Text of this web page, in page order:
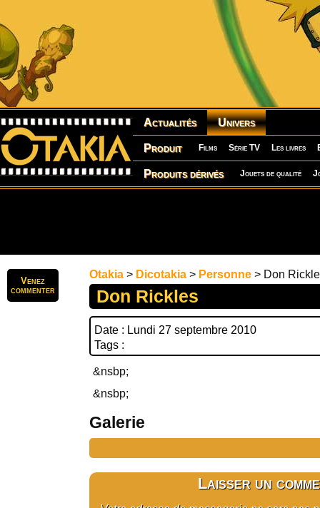
Actualités Univers
Produit Films Série TV Les livres
Produits dérivés Jouets de qualité
Venez
commenter
Otakia > Dicotakia > Personne > Don
Don Rickles
Date : Lundi 27 septembre 2010
Tags :
&nsbp;
&nsbp;
Galerie
Laisser un